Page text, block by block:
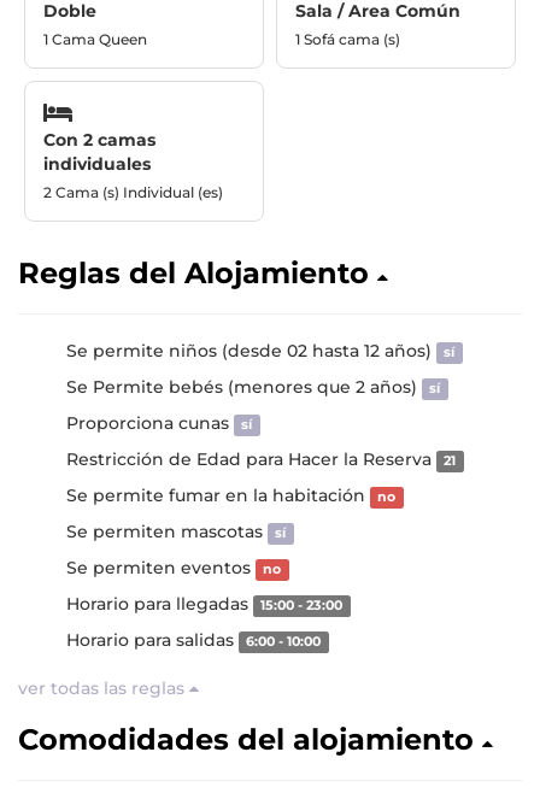
Doble
1 Cama Queen
Sala / Area Común
1 Sofá cama (s)
Con 2 camas
individuales
2 Cama (s) Individual (es)
Reglas del Alojamiento
Se permite niños (desde 02 hasta 12 años) sí
Se Permite bebés (menores que 2 años) sí
Proporciona cunas sí
Restricción de Edad para Hacer la Reserva 21
Se permite fumar en la habitación no
Se permiten mascotas sí
Se permiten eventos no
Horario para llegadas 15:00 - 23:00
Horario para salidas 6:00 - 10:00
ver todas las reglas
Comodidades del alojamiento